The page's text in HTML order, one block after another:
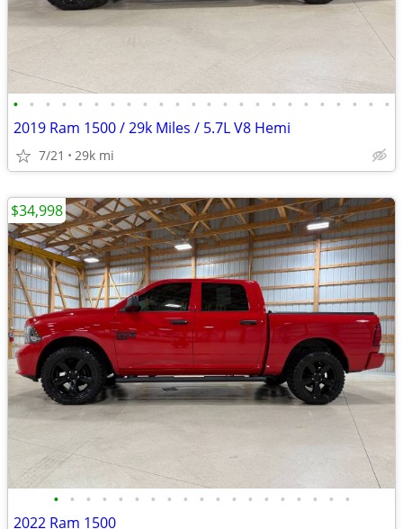
• • • • • • • • • • • • • • • • • • • • • • • •
2019 Ram 1500 / 29k Miles / 5.7L V8 Hemi
7/21 29k mi
• • • • • • • • • • • • • • • • • • •
2022 Ram 1500
$34,998